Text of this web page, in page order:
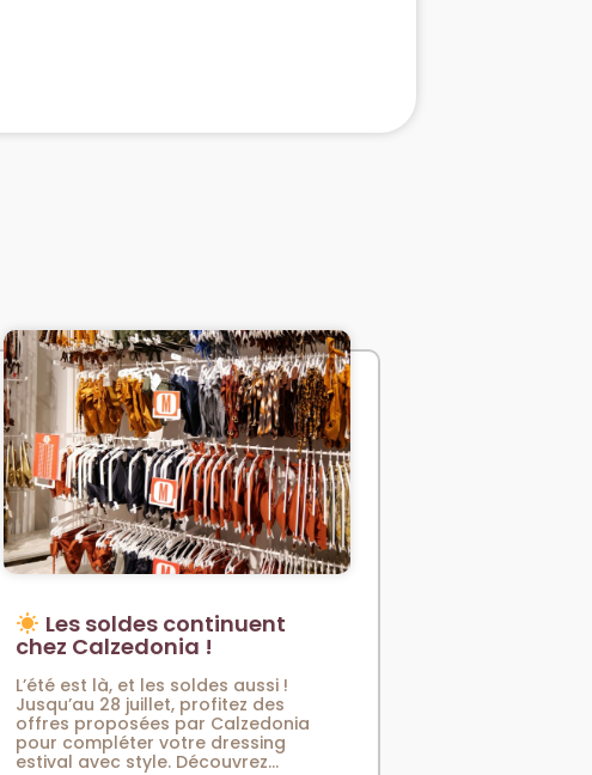
Les soldes continuent
chez Calzedonia !
L’été est là, et les soldes aussi !
Jusqu’au 28 juillet, profitez des
offres proposées par Calzedonia
pour compléter votre dressing
estival avec style. Découvrez...